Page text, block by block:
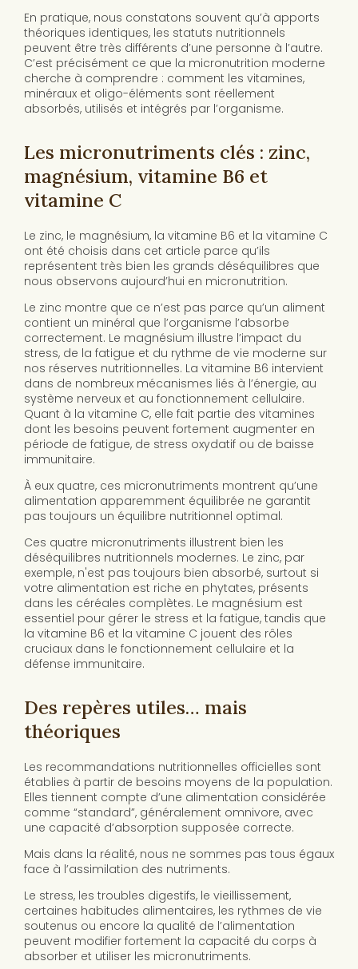
En pratique, nous constatons souvent qu’à apports
théoriques identiques, les statuts nutritionnels
peuvent être très différents d’une personne à l’autre.
C’est précisément ce que la micronutrition moderne
cherche à comprendre : comment les vitamines,
minéraux et oligo-éléments sont réellement
absorbés, utilisés et intégrés par l’organisme.
Les micronutriments clés : zinc,
magnésium, vitamine B6 et
vitamine C
Le zinc, le magnésium, la vitamine B6 et la vitamine C
ont été choisis dans cet article parce qu’ils
représentent très bien les grands déséquilibres que
nous observons aujourd’hui en micronutrition.
Le zinc montre que ce n’est pas parce qu’un aliment
contient un minéral que l’organisme l’absorbe
correctement. Le magnésium illustre l’impact du
stress, de la fatigue et du rythme de vie moderne sur
nos réserves nutritionnelles. La vitamine B6 intervient
dans de nombreux mécanismes liés à l’énergie, au
système nerveux et au fonctionnement cellulaire.
Quant à la vitamine C, elle fait partie des vitamines
dont les besoins peuvent fortement augmenter en
période de fatigue, de stress oxydatif ou de baisse
immunitaire.
À eux quatre, ces micronutriments montrent qu’une
alimentation apparemment équilibrée ne garantit
pas toujours un équilibre nutritionnel optimal.
Ces quatre micronutriments illustrent bien les
déséquilibres nutritionnels modernes. Le zinc, par
exemple, n'est pas toujours bien absorbé, surtout si
votre alimentation est riche en phytates, présents
dans les céréales complètes. Le magnésium est
essentiel pour gérer le stress et la fatigue, tandis que
la vitamine B6 et la vitamine C jouent des rôles
cruciaux dans le fonctionnement cellulaire et la
défense immunitaire.
Des repères utiles… mais
théoriques
Les recommandations nutritionnelles officielles sont
établies à partir de besoins moyens de la population.
Elles tiennent compte d’une alimentation considérée
comme “standard”, généralement omnivore, avec
une capacité d’absorption supposée correcte.
Mais dans la réalité, nous ne sommes pas tous égaux
face à l’assimilation des nutriments.
Le stress, les troubles digestifs, le vieillissement,
certaines habitudes alimentaires, les rythmes de vie
soutenus ou encore la qualité de l’alimentation
peuvent modifier fortement la capacité du corps à
absorber et utiliser les micronutriments.